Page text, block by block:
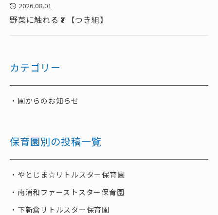
2026.08.01
野菜に触れる🥬【つき組】
カテゴリー
園からのお知らせ
保育園別の投稿一覧
やとじま☆リトルスター保育園
南浦和ファーストスター保育園
下新倉リトルスター保育園